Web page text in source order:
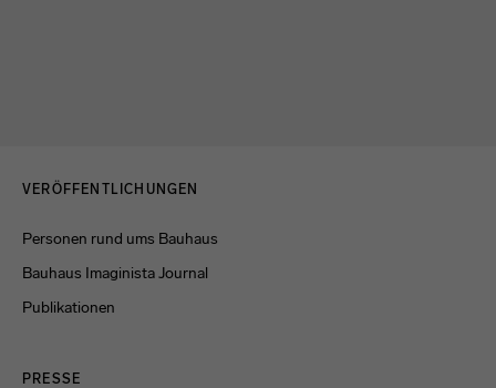
VERÖFFENTLICHUNGEN
Personen rund ums Bauhaus
Bauhaus Imaginista Journal
Publikationen
PRESSE